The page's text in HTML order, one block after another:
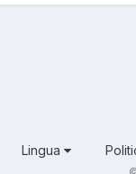
Lingua